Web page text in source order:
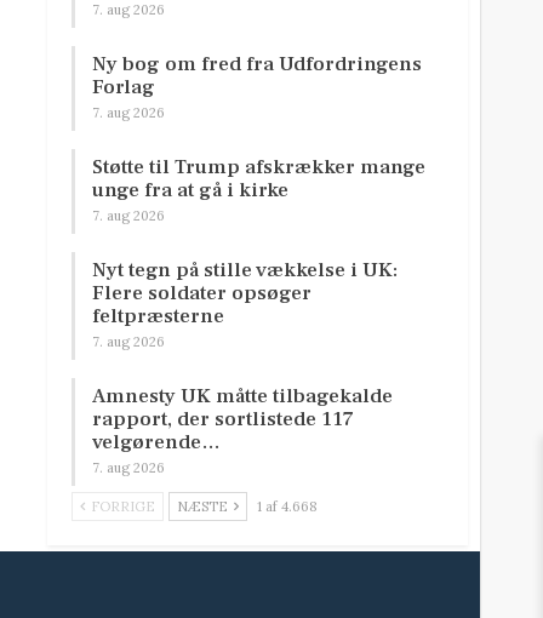
7. aug 2026
Ny bog om fred fra Udfordringens
Forlag
7. aug 2026
Støtte til Trump afskrækker mange
unge fra at gå i kirke
7. aug 2026
Nyt tegn på stille vækkelse i UK:
Flere soldater opsøger
feltpræsterne
7. aug 2026
Amnesty UK måtte tilbagekalde
rapport, der sortlistede 117
velgørende…
7. aug 2026
FORRIGE NÆSTE 1 af 4.668